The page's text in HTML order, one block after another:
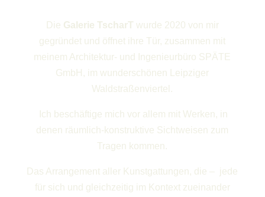
Die Galerie TscharT wurde 2020 von mir
gegründet und öffnet ihre Tür, zusammen mit
meinem Architektur- und Ingenieurbüro SPÄTE
GmbH, im wunderschönen Leipziger
Waldstraßenviertel.
Ich beschäftige mich vor allem mit Werken, in
denen räumlich-konstruktive Sichtweisen zum
Tragen kommen.
Das Arrangement aller Kunstgattungen, die – jede
für sich und gleichzeitig im Kontext zueinander